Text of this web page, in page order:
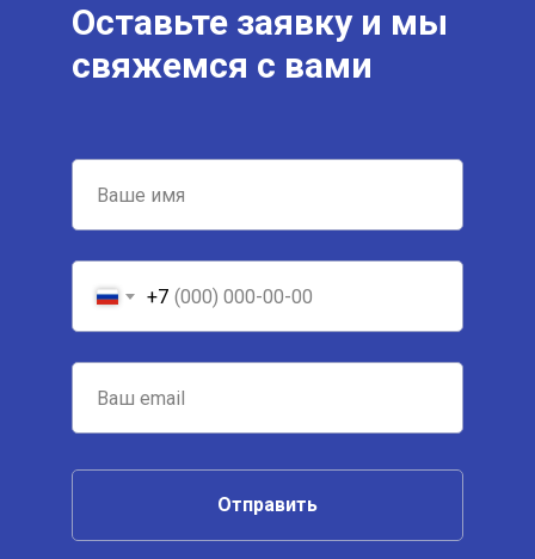
Оставьте заявку и мы
свяжемся с вами
+7
Отправить